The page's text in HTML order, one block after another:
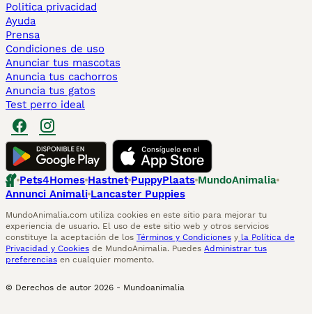
Politica privacidad
Ayuda
Prensa
Condiciones de uso
Anunciar tus mascotas
Anuncia tus cachorros
Anuncia tus gatos
Test perro ideal
Pets4Homes Hastnet PuppyPlaats MundoAnimalia
Annunci Animali Lancaster Puppies
MundoAnimalia.com utiliza cookies en este sitio para mejorar tu
experiencia de usuario. El uso de este sitio web y otros servicios
constituye la aceptación de los Términos y Condiciones y la Política de
Privacidad y Cookies de MundoAnimalia. Puedes Administrar tus
preferencias en cualquier momento.
© Derechos de autor 2026 - Mundoanimalia